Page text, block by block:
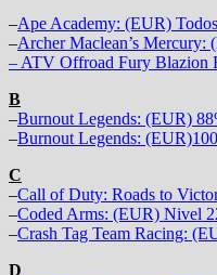
–Ape Academy: (EUR)
–Archer Maclean’s Mercury:
– ATV Offroad Fury Blazion
B
–Burnout Legends: (EUR)
–Burnout Legends:
C
–Call of Duty: Roads to
–Coded Arms: (EUR) Nivel
–Crash Tag Team Racing:
D